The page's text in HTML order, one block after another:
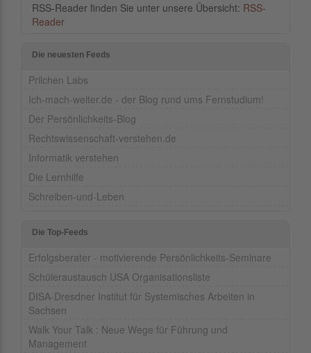
RSS-Reader finden Sie unter unsere Übersicht: RSS-
Reader
Die neuesten Feeds
Prilchen Labs
Ich-mach-weiter.de - der Blog rund ums Fernstudium!
Der Persönlichkeits-Blog
Rechtswissenschaft-verstehen.de
Informatik verstehen
Die Lernhilfe
Schreiben-und-Leben
Die Top-Feeds
Erfolgsberater - motivierende Persönlichkeits-Seminare
Schüleraustausch USA Organisationsliste
DISA-Dresdner Institut für Systemisches Arbeiten in
Sachsen
Walk Your Talk : Neue Wege für Führung und
Management